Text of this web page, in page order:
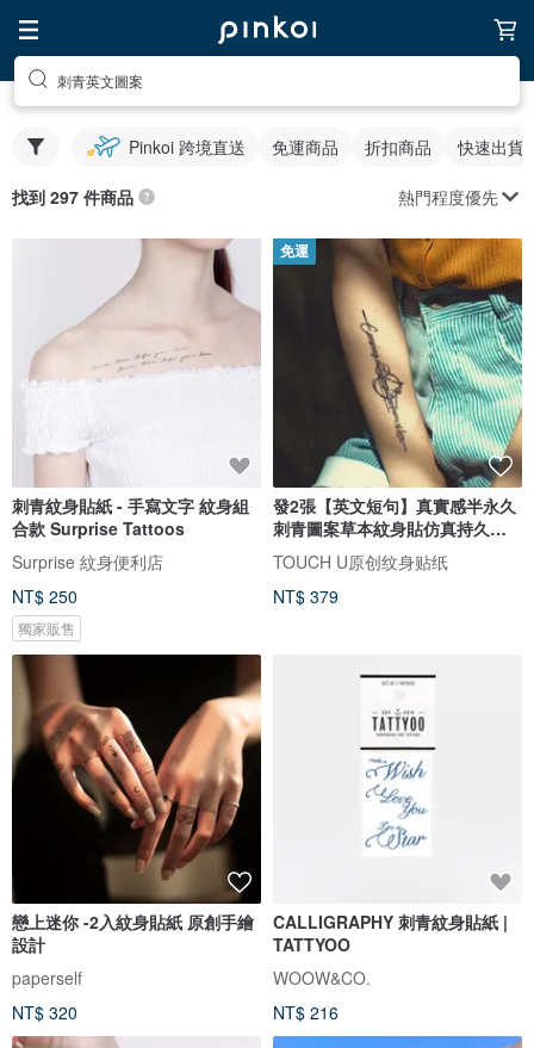
刺青英文圖案
Pinkoi 跨境直送 免運商品 折扣商品 快速出貨
找到 297 件商品 熱門程度優先
刺青紋身貼紙 - 手寫文字 紋身組
合款 Surprise Tattoos
Surprise 紋身便利店
NT$ 250
獨家販售
免運
發2張【英文短句】真實感半永久
刺青圖案草本紋身貼仿真持久防
水
TOUCH U原创纹身贴纸
NT$ 379
戀上迷你 -2入紋身貼紙 原創手繪
設計
paperself
NT$ 320
CALLIGRAPHY 刺青紋身貼紙 |
TATTYOO
WOOW&CO.
NT$ 216